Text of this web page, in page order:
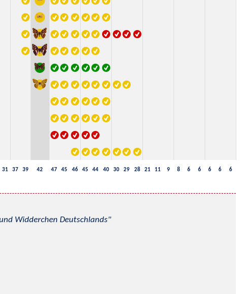
31 37 39 42 47 45 46 45 44 40 30 29 28 21 11 9 8 6 6 6 6 6
Widderchen Deutschlands